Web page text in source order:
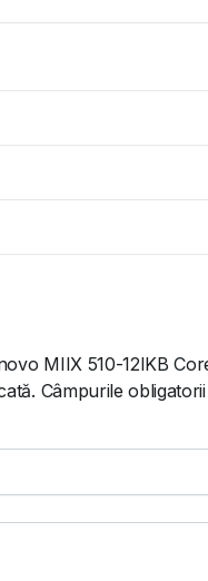
MIIX 510-12IKB
Câmpurile